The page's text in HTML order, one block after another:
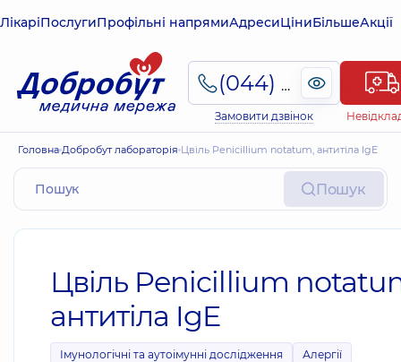
ЛікаріПослугиПрофільні напрямиАдресиЦіниБільшеАкції
(044) 495-2-888
Замовити дзвінок
Головна Добробут лабораторія Цвіль Penicillium notatum, антитіла IgE
Пошук
Цвіль Penicillium
антитіла IgE
Імунологічні та аутоімунні дослідження Алергії